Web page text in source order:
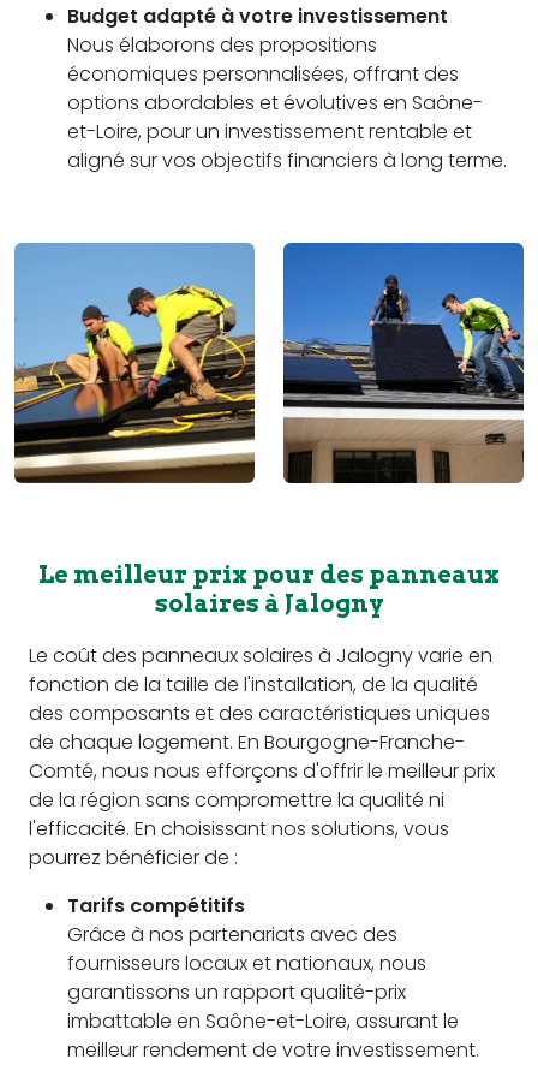
Budget adapté à votre investissement
Nous élaborons des propositions
économiques personnalisées, offrant des
options abordables et évolutives en Saône-
et-Loire, pour un investissement rentable et
aligné sur vos objectifs financiers à long terme.
Le meilleur prix pour des panneaux
solaires à Jalogny
Le coût des panneaux solaires à Jalogny varie en
fonction de la taille de l'installation, de la qualité
des composants et des caractéristiques uniques
de chaque logement. En Bourgogne-Franche-
Comté, nous nous efforçons d'offrir le meilleur prix
de la région sans compromettre la qualité ni
l'efficacité. En choisissant nos solutions, vous
pourrez bénéficier de :
Tarifs compétitifs
Grâce à nos partenariats avec des
fournisseurs locaux et nationaux, nous
garantissons un rapport qualité-prix
imbattable en Saône-et-Loire, assurant le
meilleur rendement de votre investissement.